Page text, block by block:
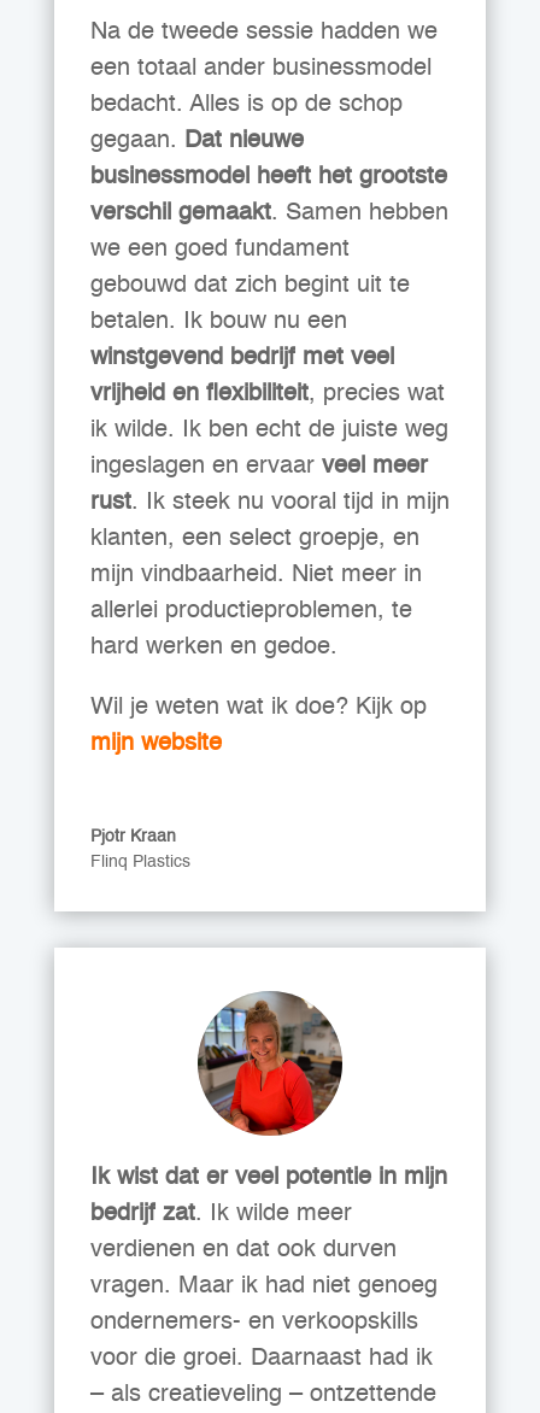
Na de tweede sessie hadden we
een totaal ander businessmodel
bedacht. Alles is op de schop
gegaan. Dat nieuwe
businessmodel heeft het grootste
verschil gemaakt. Samen hebben
we een goed fundament
gebouwd dat zich begint uit te
betalen. Ik bouw nu een
winstgevend bedrijf met veel
vrijheid en flexibiliteit, precies wat
ik wilde. Ik ben echt de juiste weg
ingeslagen en ervaar veel meer
rust. Ik steek nu vooral tijd in mijn
klanten, een select groepje, en
mijn vindbaarheid. Niet meer in
allerlei productieproblemen, te
hard werken en gedoe.
Wil je weten wat ik doe? Kijk op
mijn website
Pjotr Kraan
Flinq Plastics
Ik wist dat er veel potentie in mijn
bedrijf zat. Ik wilde meer
verdienen en dat ook durven
vragen. Maar ik had niet genoeg
ondernemers- en verkoopskills
voor die groei. Daarnaast had ik
– als creatieveling – ontzettende